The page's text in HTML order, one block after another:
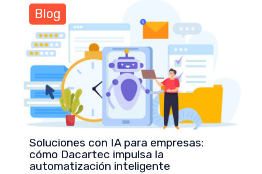
Blog
Soluciones con IA para empresas:
cómo Dacartec impulsa la
automatización inteligente